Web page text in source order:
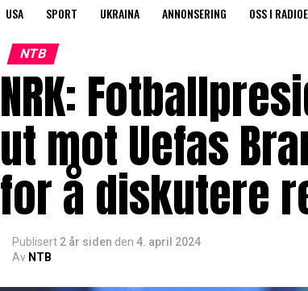
USA SPORT UKRAINA ANNONSERING OSS I
NTB
NRK:
ut mot Uefas
for å diskutere
Publisert 2 år siden den 4. april 2024
Av NTB